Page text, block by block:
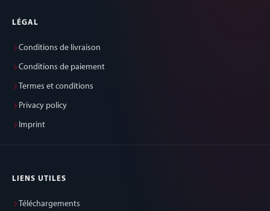
LÉGAL
Conditions de livraison
Conditions de paiement
Termes et conditions
Privacy policy
Imprint
LIENS UTILES
Téléchargements